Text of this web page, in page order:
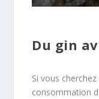
Du gin
Si vous
consommation